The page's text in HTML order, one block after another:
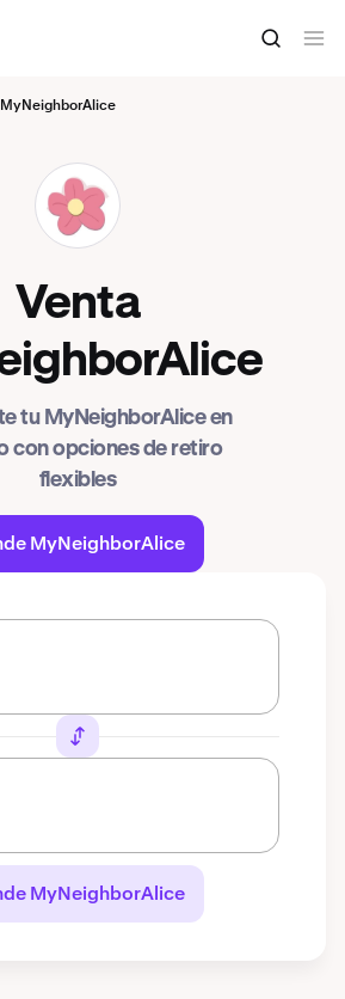
MyNeighborAlice
ALICE
Venta
tu MyNeighborAlice en
con opciones de retiro
flexibles
MyNeighborAlice
MyNeighborAlice